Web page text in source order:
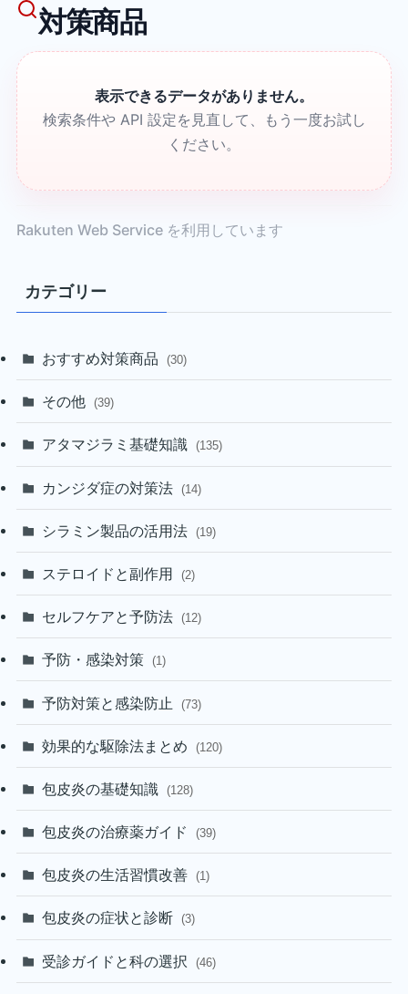
対策商品
表示できるデータがありません。
検索条件や API 設定を見直して、もう一度お試し
ください。
Rakuten Web Service を利用しています
カテゴリー
おすすめ対策商品 (30)
その他 (39)
アタマジラミ基礎知識 (135)
カンジダ症の対策法 (14)
シラミン製品の活用法 (19)
ステロイドと副作用 (2)
セルフケアと予防法 (12)
予防・感染対策 (1)
予防対策と感染防止 (73)
効果的な駆除法まとめ (120)
包皮炎の基礎知識 (128)
包皮炎の治療薬ガイド (39)
包皮炎の生活習慣改善 (1)
包皮炎の症状と診断 (3)
受診ガイドと科の選択 (46)